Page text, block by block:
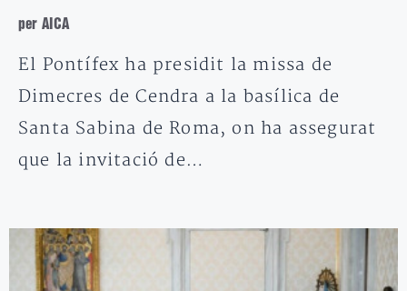
per AICA
El Pontífex ha presidit la missa de
Dimecres de Cendra a la basílica de
Santa Sabina de Roma, on ha assegurat
que la invitació de…